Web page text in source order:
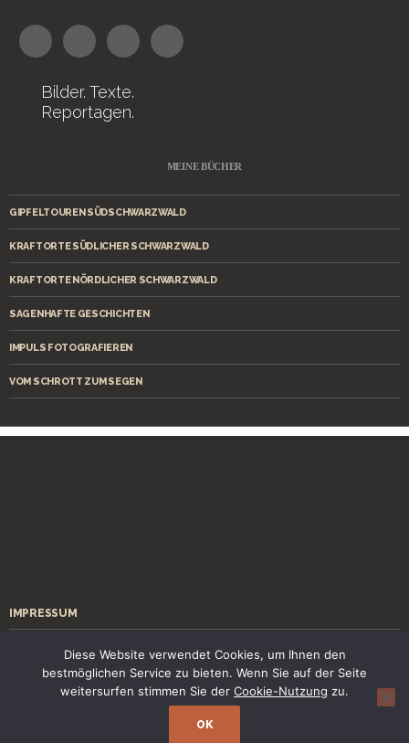
Bilder. Texte.
Reportagen.
MEINE BÜCHER
GIPFELTOUREN SÜDSCHWARZWALD
KRAFTORTE SÜDLICHER SCHWARZWALD
KRAFTORTE NÖRDLICHER SCHWARZWALD
SAGENHAFTE GESCHICHTEN
IMPULS FOTOGRAFIEREN
VOM SCHROTT ZUM SEGEN
IMPRESSUM
KONTAKT
Diese Website verwendet Cookies, um Ihnen den
bestmöglichen Service zu bieten. Wenn Sie auf der Seite
weitersurfen stimmen Sie der Cookie-Nutzung zu.
OK